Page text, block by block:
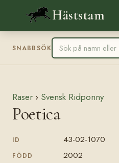
Häststam
SNABBSÖK
Raser › Svensk Ridponny
Poetica
ID 43-02-1070
FÖDD 2002